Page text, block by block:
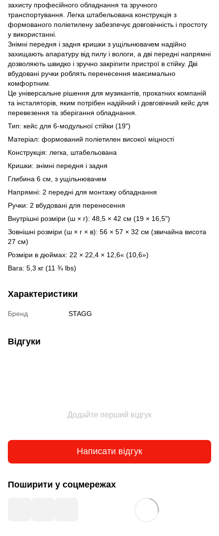
захисту професійного обладнання та зручного
транспортування. Легка штабельована конструкція з
формованого поліетилену забезпечує довговічність і простоту
у використанні.
Знімні передня і задня кришки з ущільнювачем надійно
захищають апаратуру від пилу і вологи, а дві передні напрямні
дозволяють швидко і зручно закріпити пристрої в стійку. Дві
вбудовані ручки роблять перенесення максимально
комфортним.
Це універсальне рішення для музикантів, прокатних компаній
та інсталяторів, яким потрібен надійний і довговічний кейс для
перевезення та зберігання обладнання.
Тип: кейс для 6-модульної стійки (19")
Матеріал: формований поліетилен високої міцності
Конструкція: легка, штабельована
Кришки: знімні передня і задня
Глибина 6 см, з ущільнювачем
Напрямні: 2 передні для монтажу обладнання
Ручки: 2 вбудовані для перенесення
Внутрішні розміри (ш × г): 48,5 × 42 см (19 × 16,5")
Зовнішні розміри (ш × г × в): 56 × 57 × 32 см (звичайна висота
27 см)
Розміри в дюймах: 22 × 22,4 × 12,6« (10,6»)
Вага: 5,3 кг (11 ¾ lbs)
Характеристики
Бренд STAGG
Відгуки
Додайте перший відгук
Написати відгук
Поширити у соцмережах